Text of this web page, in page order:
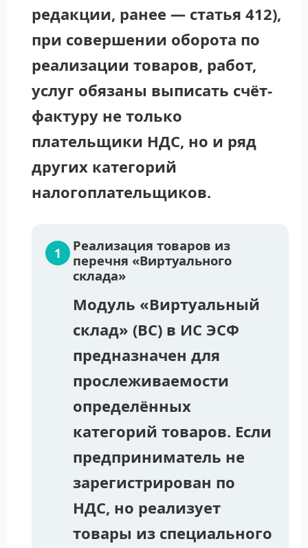
редакции, ранее — статья 412),
при совершении оборота по
реализации товаров, работ,
услуг обязаны выписать счёт-
фактуру не только
плательщики НДС, но и ряд
других категорий
налогоплательщиков.
Реализация товаров из
перечня «Виртуального
склада»
Модуль «Виртуальный
склад» (ВС) в ИС ЭСФ
предназначен для
прослеживаемости
определённых
категорий товаров. Если
предприниматель не
зарегистрирован по
НДС, но реализует
товары из специального